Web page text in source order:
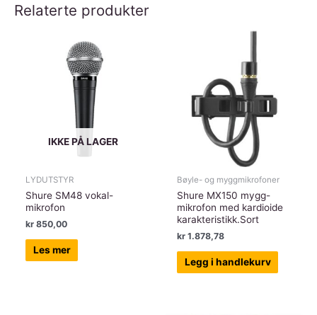
Relaterte produkter
IKKE PÅ LAGER
LYDUTSTYR
Shure SM48 vokal-
mikrofon
kr 850,00
Les mer
Bøyle- og myggmikrofoner
Shure MX150 mygg-
mikrofon med kardioide
karakteristikk.Sort
kr 1.878,78
Legg i handlekurv